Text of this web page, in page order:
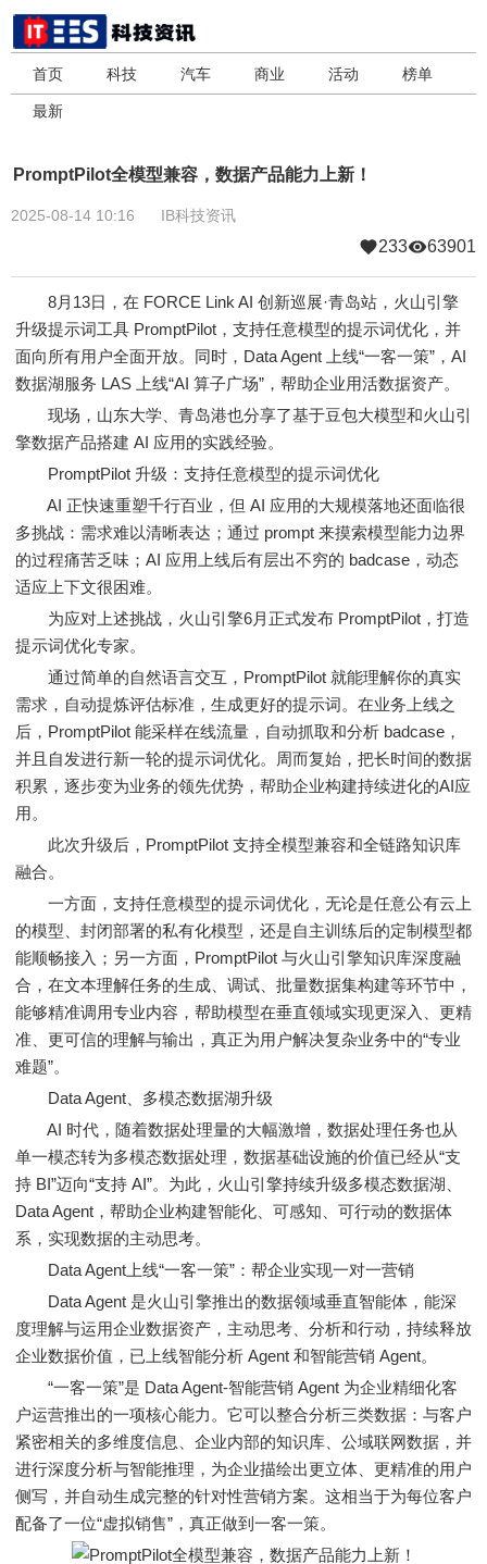
首页 科技 汽车 商业 活动 榜单
最新
PromptPilot全模型兼容，数据产品能力上新！
2025-08-14 10:16 IB科技资讯
233 63901
8月13日，在 FORCE Link AI 创新巡展·青岛站，火山引擎
升级提示词工具 PromptPilot，支持任意模型的提示词优化，并
面向所有用户全面开放。同时，Data Agent 上线“一客一策”，AI
数据湖服务 LAS 上线“AI 算子广场”，帮助企业用活数据资产。
现场，山东大学、青岛港也分享了基于豆包大模型和火山引
擎数据产品搭建 AI 应用的实践经验。
PromptPilot 升级：支持任意模型的提示词优化
AI 正快速重塑千行百业，但 AI 应用的大规模落地还面临很
多挑战：需求难以清晰表达；通过 prompt 来摸索模型能力边界
的过程痛苦乏味；AI 应用上线后有层出不穷的 badcase，动态
适应上下文很困难。
为应对上述挑战，火山引擎6月正式发布 PromptPilot，打造
提示词优化专家。
通过简单的自然语言交互，PromptPilot 就能理解你的真实
需求，自动提炼评估标准，生成更好的提示词。在业务上线之
后，PromptPilot 能采样在线流量，自动抓取和分析 badcase，
并且自发进行新一轮的提示词优化。周而复始，把长时间的数据
积累，逐步变为业务的领先优势，帮助企业构建持续进化的AI应
用。
此次升级后，PromptPilot 支持全模型兼容和全链路知识库
融合。
一方面，支持任意模型的提示词优化，无论是任意公有云上
的模型、封闭部署的私有化模型，还是自主训练后的定制模型都
能顺畅接入；另一方面，PromptPilot 与火山引擎知识库深度融
合，在文本理解任务的生成、调试、批量数据集构建等环节中，
能够精准调用专业内容，帮助模型在垂直领域实现更深入、更精
准、更可信的理解与输出，真正为用户解决复杂业务中的“专业
难题”。
Data Agent、多模态数据湖升级
AI 时代，随着数据处理量的大幅激增，数据处理任务也从
单一模态转为多模态数据处理，数据基础设施的价值已经从“支
持 BI”迈向“支持 AI”。为此，火山引擎持续升级多模态数据湖、
Data Agent，帮助企业构建智能化、可感知、可行动的数据体
系，实现数据的主动思考。
Data Agent上线“一客一策”：帮企业实现一对一营销
Data Agent 是火山引擎推出的数据领域垂直智能体，能深
度理解与运用企业数据资产，主动思考、分析和行动，持续释放
企业数据价值，已上线智能分析 Agent 和智能营销 Agent。
“一客一策”是 Data Agent-智能营销 Agent 为企业精细化客
户运营推出的一项核心能力。它可以整合分析三类数据：与客户
紧密相关的多维度信息、企业内部的知识库、公域联网数据，并
进行深度分析与智能推理，为企业描绘出更立体、更精准的用户
侧写，并自动生成完整的针对性营销方案。这相当于为每位客户
配备了一位“虚拟销售”，真正做到一客一策。